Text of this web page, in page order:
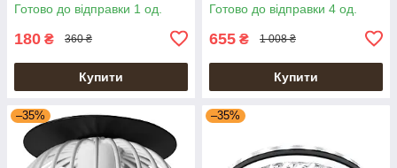
Готово до відправки 1 од.
180 ₴ 360 ₴
Купити
Готово до відправки 4 од.
655 ₴ 1 008 ₴
Купити
–35% –35%